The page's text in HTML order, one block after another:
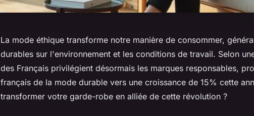
La mode éthique transforme notre manière de consommer,
durables sur l'environnement et les conditions de travail. Selon
des Français privilégient désormais les marques responsables,
français de la mode durable vers une croissance de 15% cette
transformer votre garde-robe en alliée de cette révolution ?